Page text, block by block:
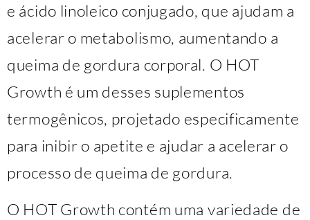
e ácido linoleico conjugado, que ajudam a
acelerar o metabolismo, aumentando a
queima de gordura corporal. O HOT
Growth é um desses suplementos
termogênicos, projetado especificamente
para inibir o apetite e ajudar a acelerar o
processo de queima de gordura.
O HOT Growth contém uma variedade de